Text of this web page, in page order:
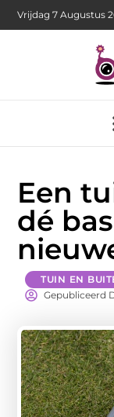
Vrijdag 7 Augustus
Een
dé
TUIN EN
Gepubliceerd